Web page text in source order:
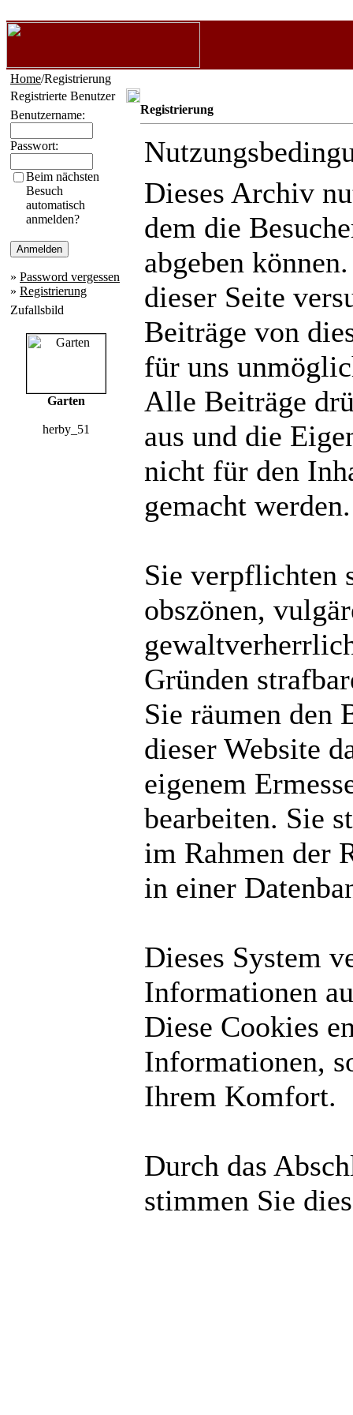
Home/Registrierung
Registrierte Benutzer
Benutzername:
Passwort:
Beim nächsten
Besuch
automatisch
anmelden?
» Password vergessen
» Registrierung
Zufallsbild
Garten
herby_51
Registrierung
Dieses Archiv
dem die
abgeben
dieser Seite
Beiträge von
für uns
Alle Beiträge
aus und die
nicht für den
gemacht werden.
Sie verpflichten
obszönen,
Gründen
Sie räumen den
dieser Website
eigenem
bearbeiten. Sie
im Rahmen der
in einer
Dieses System
Informationen
Diese Cookies
Informationen,
Ihrem Komfort.
Durch das
stimmen Sie